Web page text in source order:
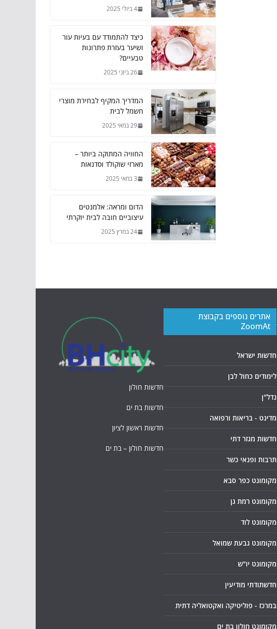
4 ביולי 2025
כיצד להתמודד עם בעיות עור
ושיער בעזרת פתרונות
טבעיים?
26 ביוני 2025
המדריך המקיף לבחירת מוצרי
חשמל לבית
29 במאי 2025
החוויה המתוקה ביותר –
מארזי שוקולד וסדנאות
3 במאי 2025
הדום ומראה: אלמנטים
עיצוביים חובה לבית יוקרתי
24 במרץ 2025
אתרים נוספים בקבוצת
ZoomAt
חדשות ישראל
לימודים כחול לבן
נדל"ן
מדינט - בריאות ורפואה
חדשות מגזר דתי
תרבות ופנאי כשר
מקומונט כפר סבא
מקומונט רמת גן
מקומונט לוד
מקומונט גבעת שמואל
מקומונט יו"ש
חדשתודתי מודיעין
במרכז - פוליטיקה ואקטואליה דתית
מקומונט חולון בת ים
חדשות חולון
חדשות בת ים
חדשות ראשון לציון
חדשות חולון – בת ים